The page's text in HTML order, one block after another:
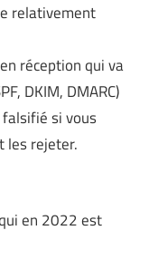
relativement
réception qui va
DKIM, DMARC)
si vous
les rejeter.
en 2022 est